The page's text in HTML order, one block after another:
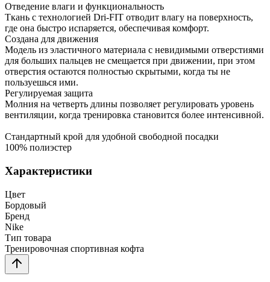
Отведение влаги и функциональность
Ткань с технологией Dri-FIT отводит влагу на поверхность,
где она быстро испаряется, обеспечивая комфорт.
Создана для движения
Модель из эластичного материала с невидимыми отверстиями
для больших пальцев не смещается при движении, при этом
отверстия остаются полностью скрытыми, когда ты не
пользуешься ими.
Регулируемая защита
Молния на четверть длины позволяет регулировать уровень
вентиляции, когда тренировка становится более интенсивной.
Стандартный крой для удобной свободной посадки
100% полиэстер
Характеристики
Цвет
Бордовый
Бренд
Nike
Тип товара
Тренировочная спортивная кофта